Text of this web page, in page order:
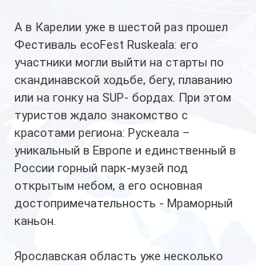
А в Карелии уже в шестой раз прошел
Фестиваль ecoFest Ruskeala: его
участники могли выйти на старты по
скандинавской ходьбе, бегу, плаванию
или на гонку на SUP- бордах. При этом
туристов ждало знакомство с
красотами региона: Рускеала –
уникальный в Европе и единственный в
России горный парк-музей под
открытым небом, а его основная
достопримечательность - Мраморный
каньон.
Ярославская область уже несколько